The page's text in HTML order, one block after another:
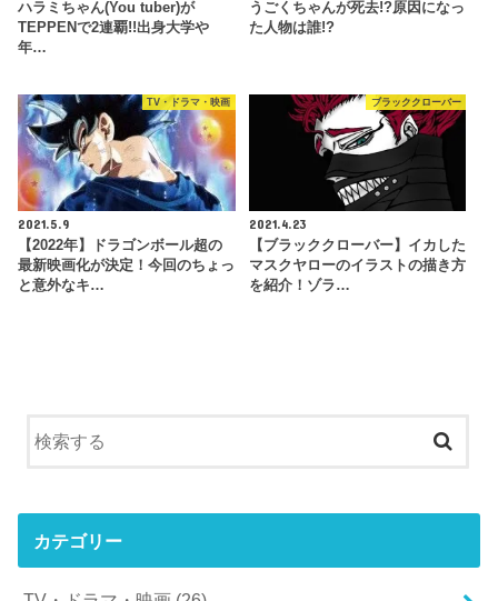
ハラミちゃん(You tuber)が
TEPPENで2連覇!!出身大学や
年…
うごくちゃんが死去!?原因になっ
た人物は誰!?
TV・ドラマ・映画
2021.5.9
【2022年】ドラゴンボール超の
最新映画化が決定！今回のちょっ
と意外なキ…
ブラッククローバー
2021.4.23
【ブラッククローバー】イカした
マスクヤローのイラストの描き方
を紹介！ゾラ…
カテゴリー